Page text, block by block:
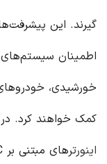
گیرند. این
اطمینان
خورشیدی،
کمک خواهند کرد. در
اینورتر